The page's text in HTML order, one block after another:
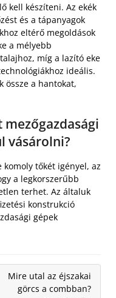
kell készíteni. Az ekék
és a tápanyagok
eltérő megoldások
a mélyebb
míg a lazító eke
ideális.
össze a hantokat,
vásárolni?
tőkét igényel, az
a legkorszerűbb
terhet. Az általuk
konstrukció
gépek
Mire utal az éjszakai
görcs a combban?